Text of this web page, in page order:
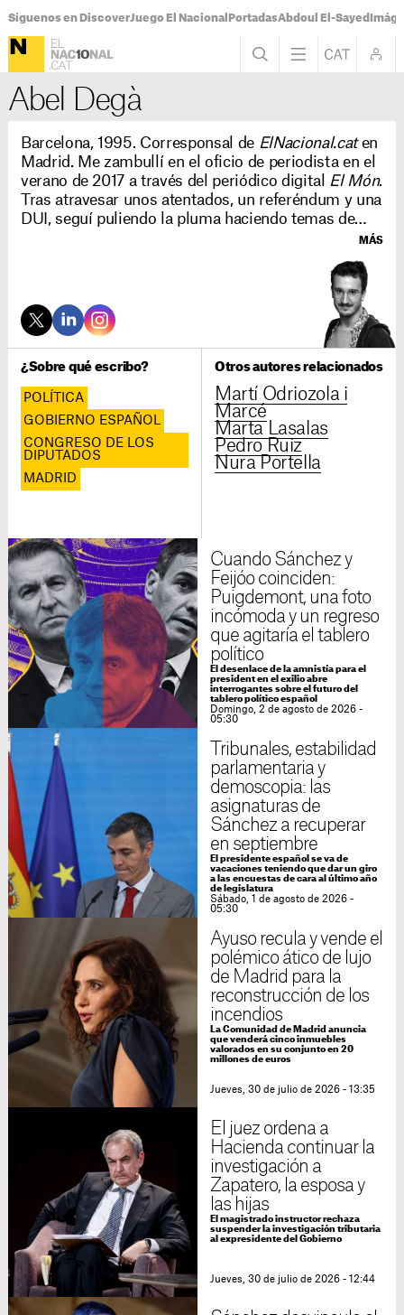
Síguenos en DiscoverJuego El Nacional PortadasAbdoul El-Sayed
Abel Degà
Barcelona, 1995. Corresponsal de ElNacional.caten
Madrid. Me zambullí en el oficio de periodista en el
verano de 2017 a través del periódico digital El Món.
Tras atravesar unos atentados, un referéndum y una
DUI, seguí puliendo la pluma haciendo temas de
a principios de 2022 para centrarme en esta última
sección, y a finales de ese año fui enviado a Madrid.
Comunicación y Relaciones Internacionales
Blanquerna, y he estudiado y puesto en práctica la
escritura de guiones cinematográficos.
MÁS
¿Sobre qué escribo?
POLÍTICA
GOBIERNO ESPAÑOL
CONGRESO DE LOS
DIPUTADOS
MADRID
Otros autores relacionados
Martí Odriozola i
Marcé
Marta Lasalas
Pedro Ruiz
Nura Portella
Cuando Sánchez y
Feijóo coinciden:
Puigdemont, una foto
incómoda y un regreso
que agitaría el tablero
político
El desenlace de la amnistía para el
president en el exilio abre
interrogantes sobre el futuro del
tablero político español
Domingo, 2 de agosto de 2026 -
05:30
Tribunales, estabilidad
parlamentaria y
demoscopia: las
asignaturas de
Sánchez a recuperar
en septiembre
El presidente español se va de
vacaciones teniendo que dar un giro
a las encuestas de cara al último año
de legislatura
Sábado, 1 de agosto de 2026 -
05:30
Ayuso recula y vende el
polémico ático de lujo
de Madrid para la
reconstrucción de los
incendios
La Comunidad de Madrid anuncia
que venderá cinco inmuebles
valorados en su conjunto en 20
millones de euros
Jueves, 30 de julio de 2026 - 13:35
El juez ordena a
Hacienda continuar la
investigación a
Zapatero, la esposa y
las hijas
El magistrado instructor rechaza
suspender la investigación tributaria
al expresidente del Gobierno
Jueves, 30 de julio de 2026 - 12:44